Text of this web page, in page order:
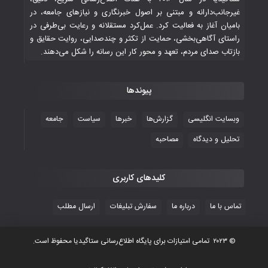
جوانان فوتسالیست کشور با گلباران تایلند به
فینال رفتند
۲۸ October ۲۰۲۵
با شکست چین، فوتسال‌بازان جوان
۲۶ October ۲۰۲۵
غیرجانب‌دارانه و مبتنی بر اصول خبرنگاری و نیازهای جامعه، در
بامیان آغاز به فعالیت کرد. عمل‌کرد مستقلانه و رعایت بی‌طرفی در
راستای آگاهی‌بخشی، حمایت از تکثر و چندصدایی، روایت حقایق و
بازتاب صدای مردم، تعهد و محور کار این رسانه را شکل می‌دهند.
پیوندها
وبسایت انگلیسی گزارش‌ها خبرها سیاست
جامعه
تحلیل و دیدگاه
مصاحبه
کلیدهای کاربری
تماس با ما درباره ما سفارش تبلیغات ارسال مطلب
© ۲۰۲۳ تمامی امتیازات برای پایگاه اطلاع‌رسانی ستاگیدیا محفوظ است.